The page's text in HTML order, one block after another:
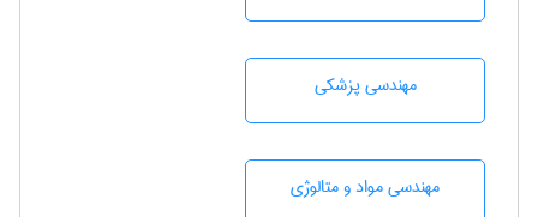
مهندسی پزشکی
مهندسی مواد و متالوژی